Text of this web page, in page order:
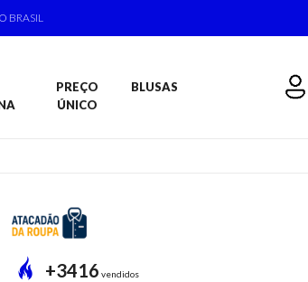
BRASIL
PREÇO
ÚNICO
BLUSAS
+3416 vendidos